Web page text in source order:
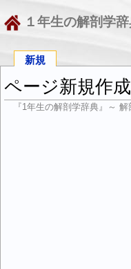
１年生の解剖学
新規
ページ新規作成
『1年生の解剖学辞典』～